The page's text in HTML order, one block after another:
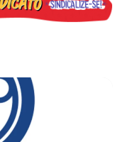
denunciada de cometer